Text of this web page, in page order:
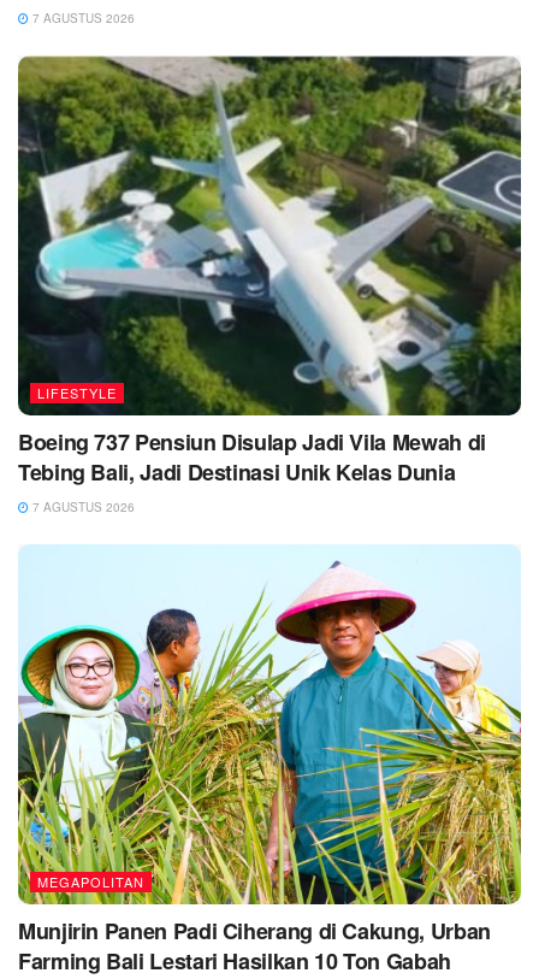
7 AGUSTUS 2026
LIFESTYLE
Boeing 737 Pensiun Disulap Jadi Vila Mewah di
Tebing Bali, Jadi Destinasi Unik Kelas Dunia
7 AGUSTUS 2026
MEGAPOLITAN
Munjirin Panen Padi Ciherang di Cakung, Urban
Farming Bali Lestari Hasilkan 10 Ton Gabah